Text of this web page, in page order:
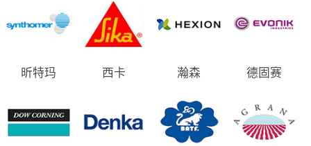
昕特玛 西卡 瀚森 德固赛